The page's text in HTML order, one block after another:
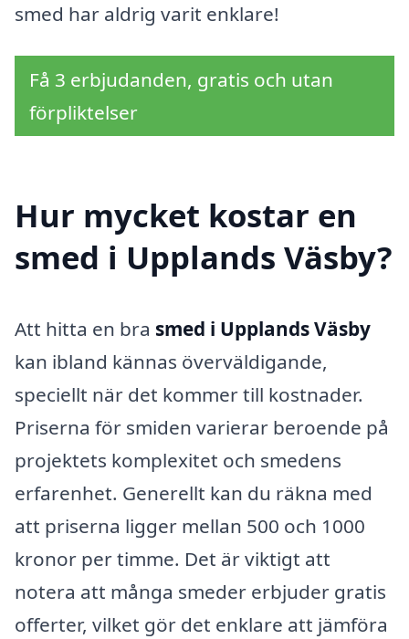
smed har aldrig varit enklare!
Få 3 erbjudanden, gratis och utan
förpliktelser
Hur mycket kostar en
smed i Upplands Väsby?
Att hitta en bra smed i Upplands Väsby
kan ibland kännas överväldigande,
speciellt när det kommer till kostnader.
Priserna för smiden varierar beroende på
projektets komplexitet och smedens
erfarenhet. Generellt kan du räkna med
att priserna ligger mellan 500 och 1000
kronor per timme. Det är viktigt att
notera att många smeder erbjuder gratis
offerter, vilket gör det enklare att jämföra